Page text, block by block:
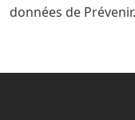
données de Prévenir.